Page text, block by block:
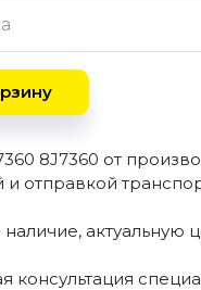
8J7360 от
и отправкой
наличие, актуальную
консультация